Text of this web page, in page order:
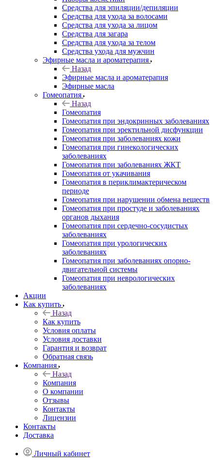
Средства для эпиляции/депиляции
Средства для ухода за волосами
Средства для ухода за лицом
Средства для загара
Средства для ухода за телом
Средства ухода для мужчин
Эфирные масла и ароматерапия
Назад
Эфирные масла и ароматерапия
Эфирные масла
Гомеопатия
Назад
Гомеопатия
Гомеопатия при эндокринных заболеваниях
Гомеопатия при эректильной дисфункции
Гомеопатия при заболеваниях кожи
Гомеопатия при гинекологических
заболеваниях
Гомеопатия при заболеваниях ЖКТ
Гомеопатия от укачивания
Гомеопатия в периклимактерическом
периоде
Гомеопатия при нарушении обмена веществ
Гомеопатия при простуде и заболеваниях
органов дыхания
Гомеопатия при сердечно-сосудистых
заболеваниях
Гомеопатия при урологических
заболеваниях
Гомеопатия при заболеваниях опорно-
двигательной системы
Гомеопатия при неврологических
заболеваниях
Акции
Как купить
Назад
Как купить
Условия оплаты
Условия доставки
Гарантия и возврат
Обратная связь
Компания
Назад
Компания
О компании
Отзывы
Контакты
Лицензии
Контакты
Доставка
Личный кабинет